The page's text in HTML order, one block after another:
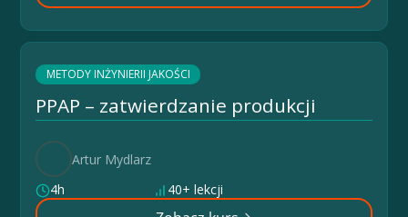
METODY INŻYNIERII JAKOŚCI
PPAP – zatwierdzanie produkcji
Artur Mydlarz
4h
40+ lekcji